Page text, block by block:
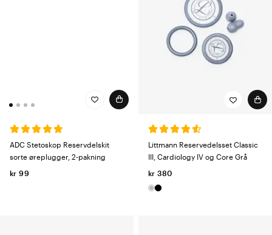
ADC Stetoskop Reservdelskit
sorte øreplugger, 2-pakning
kr 99
Littmann Reservedelsset Classic
III, Cardiology IV og Core Grå
kr 380